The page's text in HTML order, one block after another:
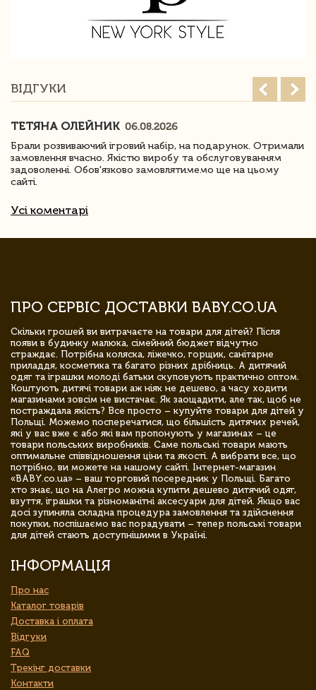
ВІДГУКИ
ТЕТЯНА ОЛЕЙНИК 06.08.2026
Брали розвиваючий ігровий набір, на подарунок. Отримали
замовлення вчасно. Якістю виробу та обслуговуванням
задоволенні. Обов'язково замовлятимемо ще на цьому
сайті.
Усі коментарі
ПРО СЕРВІС ДОСТАВКИ BABY.CO.UA
Скільки грошей ви витрачаєте на товари для дітей? Після
появи в будинку малюка, сімейний бюджет відчутно
страждає. Потрібна коляска, ліжечко, горщик, санітарне
приладдя, косметика та багато різних дрібниць. А дитячий
одяг та іграшки молоді батьки скуповують практично оптом.
Коштують дитячі товари аж ніяк не дешево, а часу ходити
магазинами зовсім не вистачає. Як заощадити, але так, щоб не
постраждала якість? Все просто – купуйте товари для дітей у
Польщі. Можемо посперечатися, що більшість дитячих речей,
які у вас вже є або які вам пропонують у магазинах – це
товари польських виробників. Саме польські товари мають
оптимальне співвідношення ціни та якості. А вибрати все, що
потрібно, ви можете на нашому сайті. Інтернет-магазин
«BABY.co.ua» – ваш торговий посередник у Польщі. Багато
хто знає, що на Алегро можна купити дешево дитячий одяг,
взуття, іграшки та різноманітні аксесуари для дітей. Якщо вас
досі зупиняла складна процедура замовлення та здійснення
покупки, поспішаємо вас порадувати – тепер польські товари
для дітей стають доступнішими в Україні.
ІНФОРМАЦІЯ
Про нас
Каталог товарів
Доставка і оплата
Відгуки
FAQ
Трекінг доставки
Контакти